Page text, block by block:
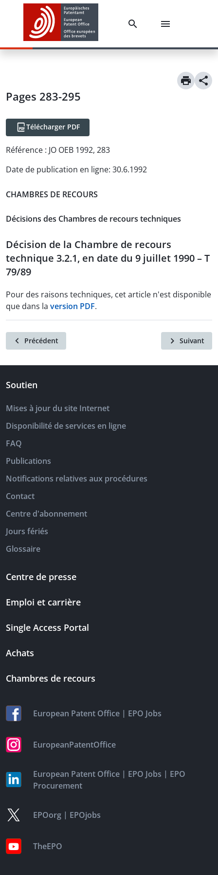
Pages 283-295
Télécharger PDF
Référence : JO OEB 1992, 283
Date de publication en ligne: 30.6.1992
CHAMBRES DE RECOURS
Décisions des Chambres de recours techniques
Décision de la Chambre de recours
technique 3.2.1, en date du 9 juillet 1990 – T
79/89
Pour des raisons techniques, cet article n'est disponible
que dans la version PDF.
Précédent Suivant
Soutien
Mises à jour du site Internet
Disponibilité de services en ligne
FAQ
Publications
Notifications relatives aux procédures
Contact
Centre d'abonnement
Jours fériés
Glossaire
Centre de presse
Emploi et carrière
Single Access Portal
Achats
Chambres de recours
European Patent Office | EPO Jobs
EuropeanPatentOffice
European Patent Office | EPO Jobs | EPO
Procurement
EPOorg | EPOjobs
TheEPO